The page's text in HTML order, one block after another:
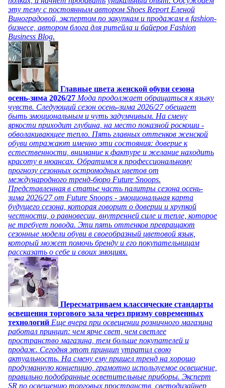
эту тему с постоянным автором Shoes Report Еленой
Виноградовой, экспертом по закупкам и продажам в fashion-
бизнесе, автором блога для ритейла и байеров Fashion
Business Blog.
Главные цвета женской обуви сезона
осень-зима 2026/27 Мода продолжает обращаться к языку
чувств. Следующий сезон осень-зима 2026/27 обещает
быть эмоциональным и чуть задумчивым. На смену
яркости приходит глубина, на место показной роскоши -
обволакивающее тепло. Пять главных оттенков женской
обуви отражают именно эти состояния: доверие к
естественности, внимание к фактуре и желание находить
красоту в нюансах. Обратимся к профессиональному
прогнозу сезонных остромодных цветов от
международного тренд-бюро Future Snoops.
Представленная в статье часть палитры сезона осень-
зима 2026/27 от Future Snoops - эмоциональная карта
будущего сезона, которая говорит о доверии и хрупкой
честности, о равновесии, внутренней силе и тепле, которое
не требует повода. Эти пять оттенков превращают
сезонные модели обуви в своеобразный цветовой язык,
который может помочь бренду и его покупательницам
рассказать о себе и своих эмоциях.
Пересматриваем классические стандарты
освещения торгового зала через призму современных
технологий Еще вчера при освещении розничного магазина
работал принцип: чем ярче свет, чем светлее
пространство магазина, тем больше покупателей и
продаж. Сегодня этот принцип утратил свою
актуальность. На смену ему пришел тренд на хорошо
продуманную концепцию, грамотно используемое освещение,
правильно подобранные осветительные приборы. Эксперт
SR по освещению торговых пространств, светодизайнер